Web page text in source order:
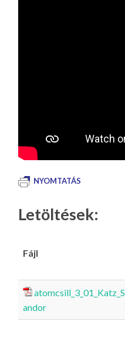
NYOMTATÁS
Letöltések:
Fájl
atomcsill_3_01_Katz_S
andor